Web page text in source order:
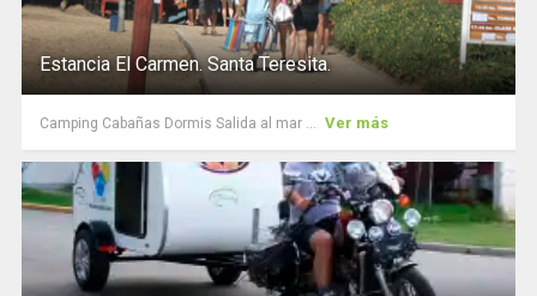
Estancia El Carmen. Santa Teresita.
Camping Cabañas Dormis Salida al mar ... Ver más